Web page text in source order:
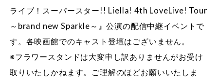
ライブ！スーパースター!! Liella! 4th LoveLive! Tour
～brand new Sparkle～』公演の配信中継イベントで
す。各映画館でのキャスト登壇はございません。
※フラワースタンドは大変申し訳ありませんがお受け
取りいたしかねます。ご理解のほどお願いいたしま